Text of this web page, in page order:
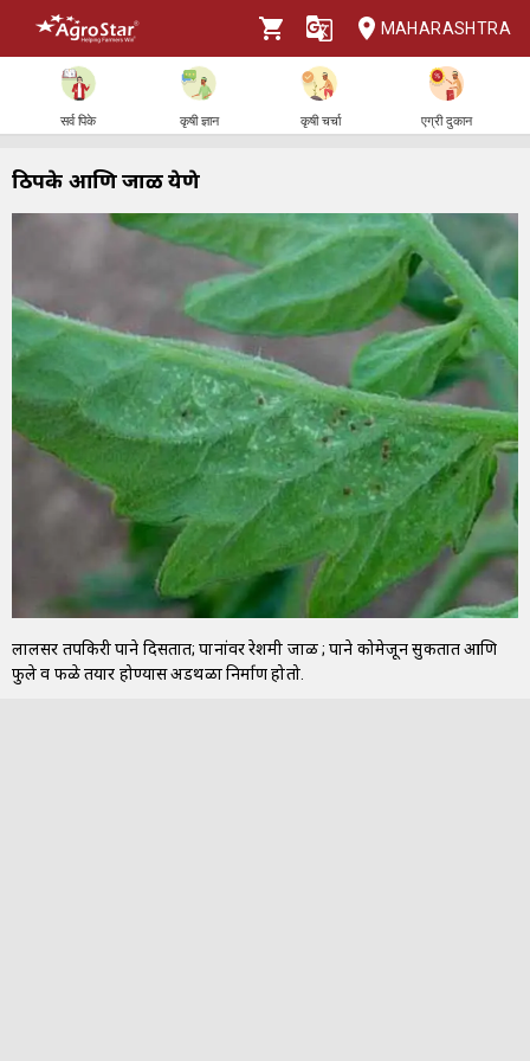
MAHARASHTRA
सर्व पिके कृषी ज्ञान कृषी चर्चा एग्री दुकान
ठिपके आणि जाळी येणे
लालसर तपकिरी पाने दिसतात; पानांवर रेशमी जाळी ; पाने कोमेजून सुकतात आणि
फुले व फळे तयार होण्यास अडथळा निर्माण होतो.